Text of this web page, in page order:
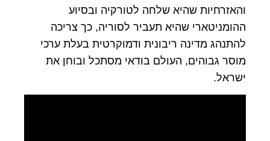
והאזרחיות שהיא שלחה לטורקיה ובסיוע
ההומניטארי שהיא תעביר לסוריה, כך צריכה
להתנהג מדינה ריבונית ודמוקרטית בעלת ערכי
מוסר גבוהים, העולם בודאי מסתכל ובוחן את
ישראל.